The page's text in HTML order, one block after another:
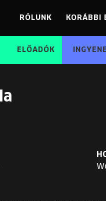
RÓLUNK KORÁBBI
ELŐADÓK